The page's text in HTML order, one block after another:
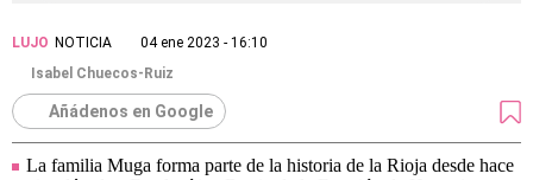
LUJO NOTICIA
04 ene 2023 - 16:10
Isabel Chuecos-Ruiz
Añádenos en Google
La familia Muga forma parte de la historia de la Rioja desde hace